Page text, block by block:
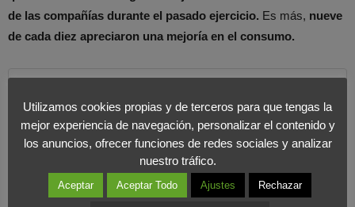
de las compañías durante el pasado ejercicio. Es más, nueve
de cada diez apreciaron una mejoría en el consumo.
crisis ha logrado mejorar la
facturación del 64%.
COMPARTIR EN X
Utilizamos cookies propias y de terceros para que tengas la
mejor experiencia de navegación, personalizar el contenido y
los anuncios, ofrecer funciones de redes sociales y analizar
nuestro tráfico.
Aceptar Aceptar Todo Ajustes Rechazar